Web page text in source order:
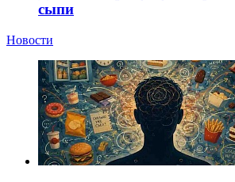
сыпи
Новости